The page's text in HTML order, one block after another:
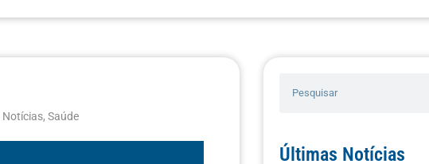
Notícias,Saúde
Últimas Notícias